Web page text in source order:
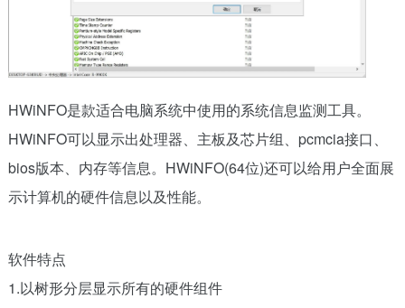
HWiNFO是款适合电脑系统中使用的系统信息监测工具。
HWiNFO可以显示出处理器、主板及芯片组、pcmcia接口、
bios版本、内存等信息。HWiNFO(64位)还可以给用户全面展
示计算机的硬件信息以及性能。
软件特点
1.以树形分层显示所有的硬件组件